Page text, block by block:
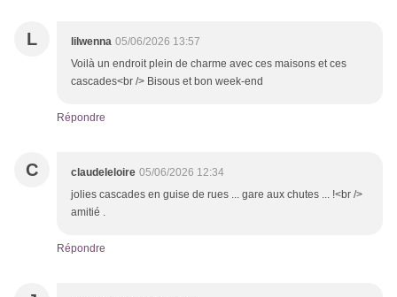
L lilwenna 05/06/2026 13:57
Voilà un endroit plein de charme avec ces maisons et ces
cascades<br /> Bisous et bon week-end
Répondre
C claudeleloire 05/06/2026 12:34
jolies cascades en guise de rues ... gare aux chutes ... !<br />
amitié .
Répondre